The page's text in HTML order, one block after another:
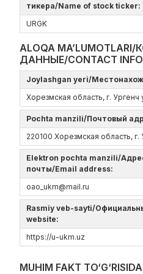
тикера/Name of stock ticker:
URGK
ALOQA
ДАННЫЕ/CONTACT
Joylashgan yeri/
Хорезмская область, г. Ургенч
Pochta manzili/Почтовый
220100 Хорезмская область, г.
Elektron pochta manzili/
почты/Email address:
oao_ukm@mail.ru
Rasmiy veb-sayti/
website:
https://u-ukm.uz
MUHIM FAKT